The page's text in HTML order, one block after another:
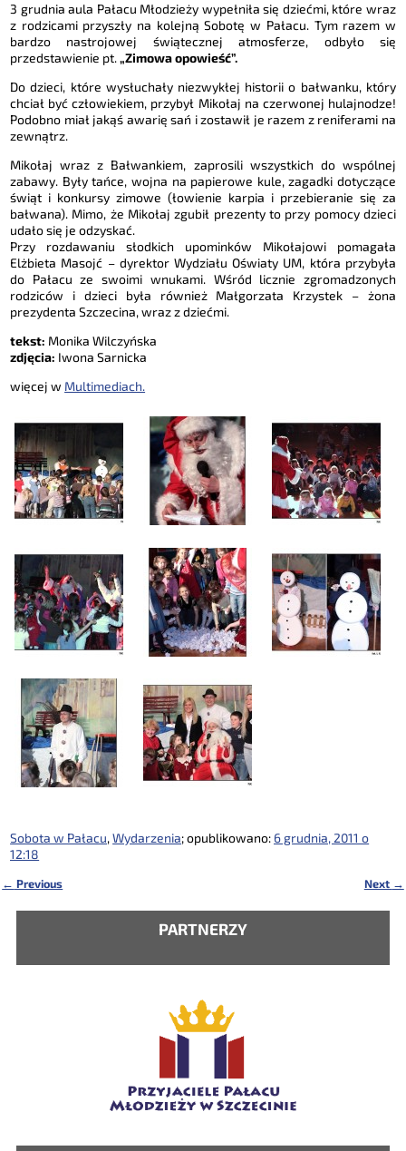
3 grudnia aula Pałacu Młodzieży wypełniła się dziećmi, które wraz
z rodzicami przyszły na kolejną Sobotę w Pałacu. Tym razem w
bardzo nastrojowej świątecznej atmosferze, odbyło się
przedstawienie pt.„Zimowa opowieść”.
Do dzieci, które wysłuchały niezwykłej historii o bałwanku, który
chciał być człowiekiem, przybył Mikołaj na czerwonej hulajnodze!
Podobno miał jakąś awarię sań i zostawił je razem z reniferami na
zewnątrz.
Mikołaj wraz z Bałwankiem, zaprosili wszystkich do wspólnej
zabawy. Były tańce, wojna na papierowe kule, zagadki dotyczące
świąt i konkursy zimowe (łowienie karpia i przebieranie się za
bałwana). Mimo, że Mikołaj zgubił prezenty to przy pomocy dzieci
udało się je odzyskać.
Przy rozdawaniu słodkich upominków Mikołajowi pomagała
Elżbieta Masojć – dyrektor Wydziału Oświaty UM, która przybyła
do Pałacu ze swoimi wnukami. Wśród licznie zgromadzonych
rodziców i dzieci była również Małgorzata Krzystek – żona
prezydenta Szczecina, wraz z dziećmi.
tekst: Monika Wilczyńska
zdjęcia: Iwona Sarnicka
więcej w Multimediach.
Sobota w Pałacu,Wydarzenia; opublikowano: 6 grudnia, 2011 o
12:18
← Previous Next →
PARTNERZY